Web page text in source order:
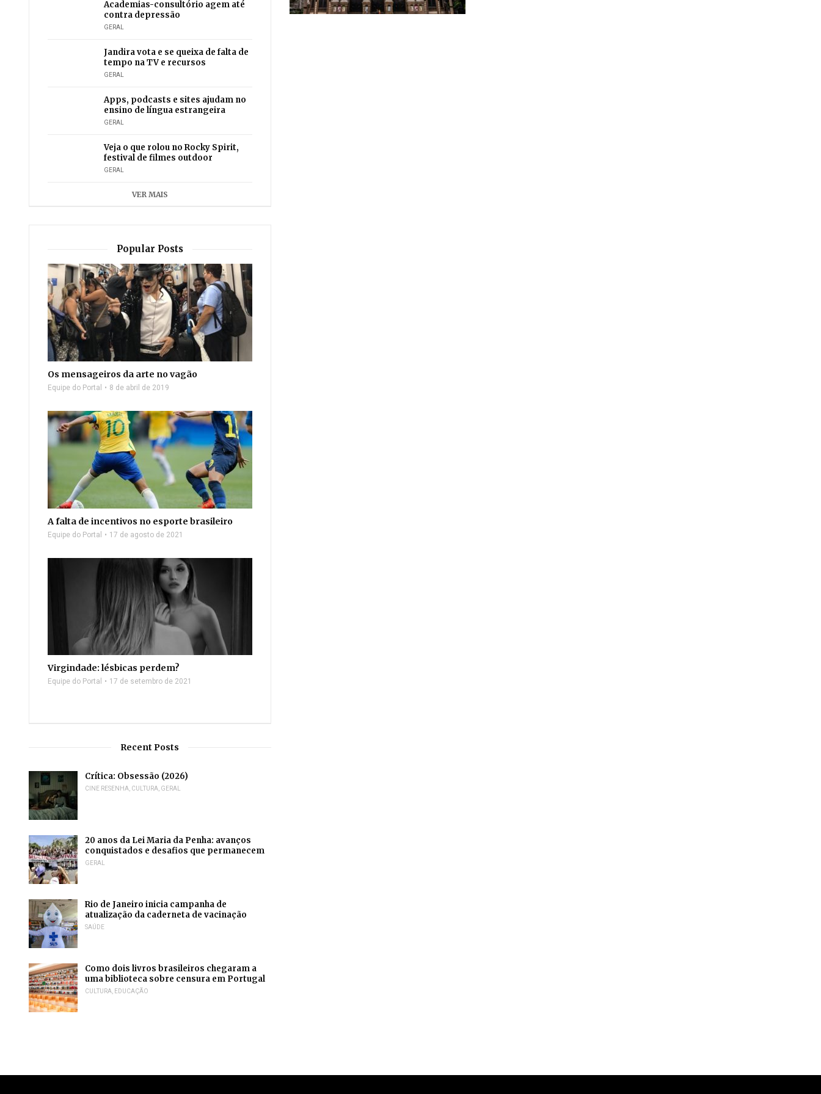
Academias-consultório agem até
contra depressão
GERAL
Jandira vota e se queixa de falta de
tempo na TV e recursos
GERAL
Apps, podcasts e sites ajudam no
ensino de língua estrangeira
GERAL
Veja o que rolou no Rocky Spirit,
festival de filmes outdoor
GERAL
VER MAIS
Popular Posts
Os mensageiros da arte no vagão
Equipe do Portal 8 de abril de 2019
A falta de incentivos no esporte brasileiro
Equipe do Portal 17 de agosto de 2021
Virgindade: lésbicas perdem?
Equipe do Portal 17 de setembro de 2021
Recent Posts
Crítica: Obsessão (2026)
CINE RESENHA, CULTURA, GERAL
20 anos da Lei Maria da Penha: avanços
conquistados e desafios que permanecem
GERAL
Rio de Janeiro inicia campanha de
atualização da caderneta de vacinação
SAÚDE
Como dois livros brasileiros chegaram a
uma biblioteca sobre censura em Portugal
CULTURA, EDUCAÇÃO